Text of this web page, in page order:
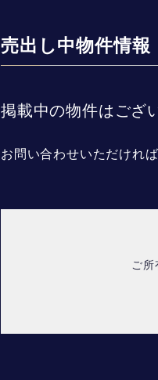
売出し中物件情報
掲載中の物件はござ
お問い合わせいただけれ
ご